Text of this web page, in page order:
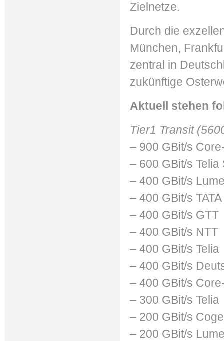
Zielnetze.
Durch die
München,
zentral in
zukünftige
Aktuell stehen
Tier1 Transit
– 900 GBit/s
– 600 GBit/s Telia
– 400 GBit/s
– 400 GBit/s TATA
– 400 GBit/s GTT
– 400 GBit/s NTT
– 400 GBit/s Telia
– 400 GBit/s
– 400 GBit/s
– 300 GBit/s Telia
– 200 GBit/s
– 200 GBit/s